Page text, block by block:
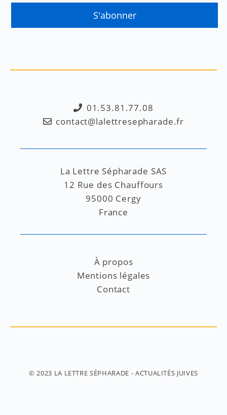
01.53.81.77.08
contact@lalettresepharade.fr
La Lettre Sépharade SAS
12 Rue des Chauffours
95000 Cergy
France
À propos
Mentions légales
Contact
© 2023 LA LETTRE SÉPHARADE - ACTUALITÉS JUIVES